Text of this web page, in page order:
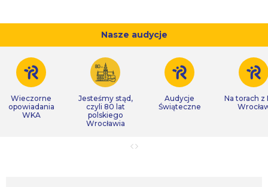
Nasze audycje
Wieczorne
opowiadania
WKA
Jesteśmy stąd,
czyli 80 lat
polskiego
Wrocławia
Audycje
Świąteczne
Na torach z